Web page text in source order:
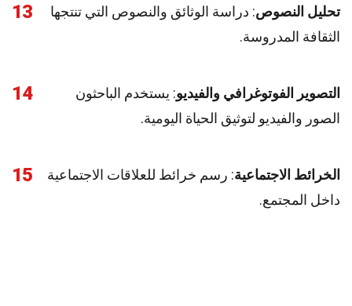
13 تحليل النصوص: دراسة الوثائق والنصوص التي تنتجها
الثقافة المدروسة.
14 التصوير الفوتوغرافي والفيديو: يستخدم الباحثون
الصور والفيديو لتوثيق الحياة اليومية.
15 الخرائط الاجتماعية: رسم خرائط للعلاقات الاجتماعية
داخل المجتمع.